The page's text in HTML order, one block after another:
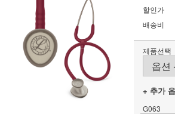
할인가
배송비
제품선택
+ 추가
G063